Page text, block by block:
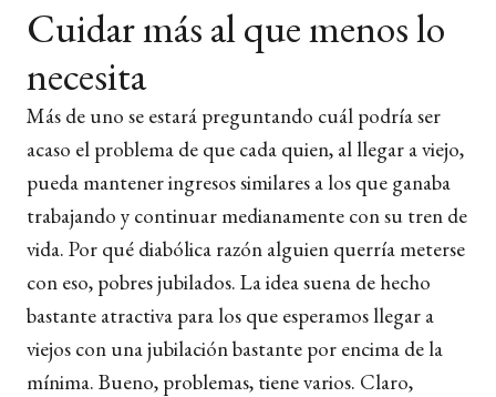
Cuidar más al que menos lo
necesita
Más de uno se estará preguntando cuál podría ser
acaso el problema de que cada quien, al llegar a viejo,
pueda mantener ingresos similares a los que ganaba
trabajando y continuar medianamente con su tren de
vida. Por qué diabólica razón alguien querría meterse
con eso, pobres jubilados. La idea suena de hecho
bastante atractiva para los que esperamos llegar a
viejos con una jubilación bastante por encima de la
mínima. Bueno, problemas, tiene varios. Claro,